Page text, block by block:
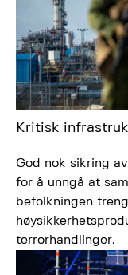
Kritisk
God nok sikring
for å unngå at
befolkningen
terrorhandlinger.